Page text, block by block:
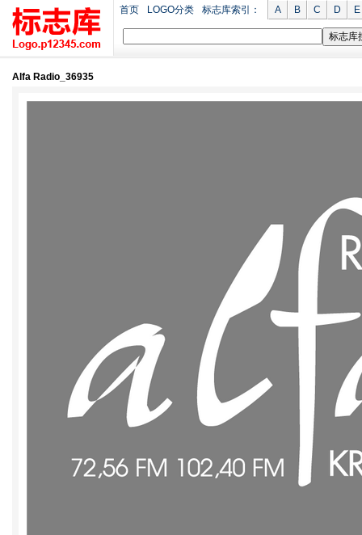
首页 LOGO分类 标志库索引： A B C D E
Alfa Radio_36935